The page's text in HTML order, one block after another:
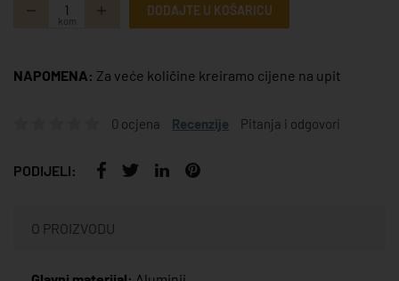
kom
DODAJTE U KOŠARICU
NAPOMENA: Za veće količine kreiramo cijene na upit
0 ocjena Recenzije Pitanja i odgovori
PODIJELI:
O PROIZVODU